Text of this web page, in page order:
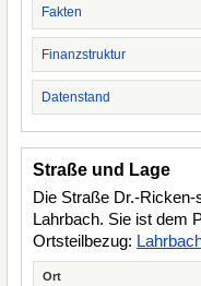
Fakten
Finanzstruktur
Datenstand
Straße und Lage
Die Straße Dr.-Ricken-
Lahrbach. Sie ist dem
Ortsteilbezug:
Ort